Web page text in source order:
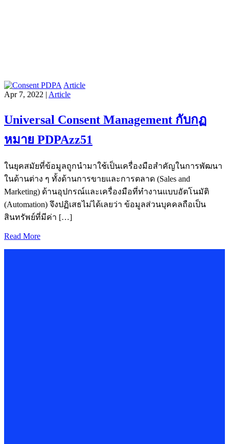
Article
Apr 7, 2022 | Article
Universal Consent Management กับกฏ
หมาย PDPAzz51
ในยุคสมัยที่ข้อมูลถูกนำมาใช้เป็นเครื่องมือสำคัญในการพัฒนา
ในด้านต่าง ๆ ทั้งด้านการขายและการตลาด (Sales and
Marketing) ด้านอุปกรณ์และเครื่องมือที่ทำงานแบบอัตโนมัติ
(Automation) จึงปฏิเสธไม่ได้เลยว่า ข้อมูลส่วนบุคคลถือเป็น
สินทรัพย์ที่มีค่า […]
Read More